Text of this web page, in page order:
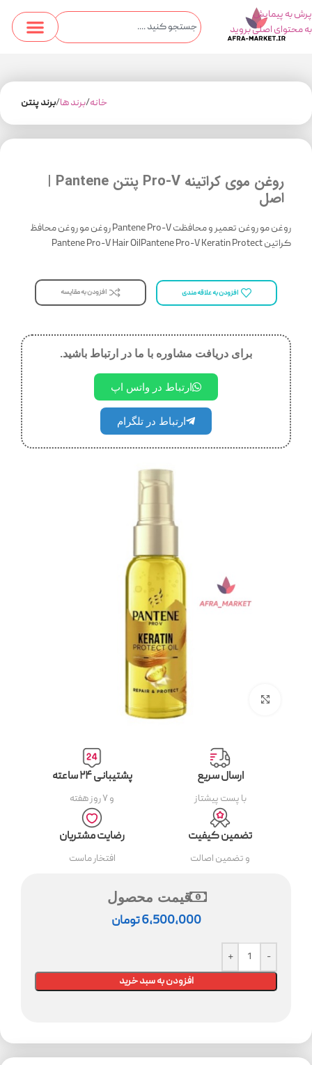
پرش به پیمایش
به محتوای اصلی بروید
خانه برند ها برند پنتن
روغن موی کراتینه Pro-V پنتن Pantene |
اصل
روغن مو روغن تعمیر و محافظت Pantene Pro-V روغن مو روغن محافظ
کراتین Pantene Pro-V Hair OilPantene Pro-V Keratin Protect
افزودن به علاقه مندی افزودن به مقایسه
برای دریافت مشاوره با ما در ارتباط باشید.
ارتباط در واتس اپ
ارتباط در تلگرام
ارسال سریع
با پست پیشتاز
پشتیبانی ۲۴ ساعته
و ۷ روز هفته
تضمین کیفیت
و تضمین اصالت
رضایت مشتریان
افتخار ماست
قیمت محصول
6,500,000تومان
افزودن به سبد خرید